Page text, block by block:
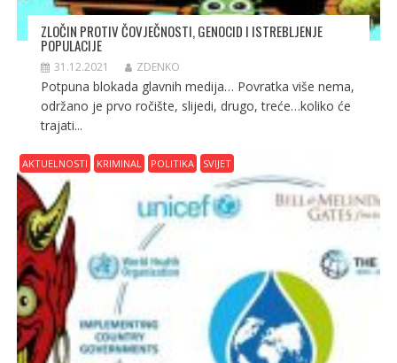
ZLOČIN PROTIV ČOVJEČNOSTI, GENOCID I ISTREBLJENJE
POPULACIJE
31.12.2021 ZDENKO
Potpuna blokada glavnih medija… Povratka više nema,
održano je prvo ročište, slijedi, drugo, treće…koliko će
trajati...
AKTUELNOSTI KRIMINAL POLITIKA SVIJET